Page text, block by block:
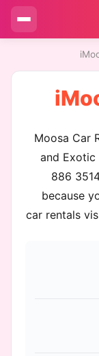
Moosa Car
and Exotic
886
because
car rentals